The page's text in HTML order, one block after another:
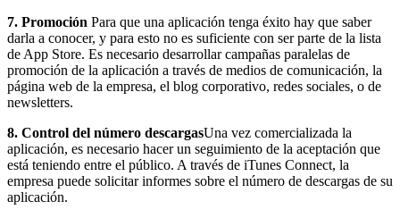
7. Promoción Para que una aplicación tenga éxito hay que saber
darla a conocer, y para esto no es suficiente con ser parte de la lista
de App Store. Es necesario desarrollar campañas paralelas de
promoción de la aplicación a través de medios de comunicación, la
página web de la empresa, el blog corporativo, redes sociales, o de
newsletters.
8. Control del número descargasUna vez comercializada la
aplicación, es necesario hacer un seguimiento de la aceptación que
está teniendo entre el público. A través de iTunes Connect, la
empresa puede solicitar informes sobre el número de descargas de su
aplicación.